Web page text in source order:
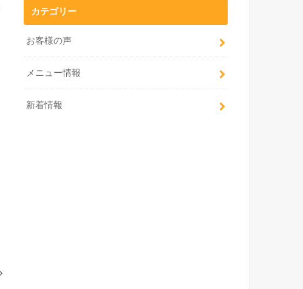
カテゴリー
お客様の声
メニュー情報
新着情報